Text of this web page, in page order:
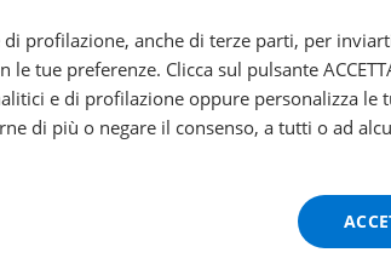
profilazione, anche di terze parti, per
tue preferenze. Clicca sul pulsante
e di profilazione oppure personalizza le
di più o negare il consenso, a tutti o ad